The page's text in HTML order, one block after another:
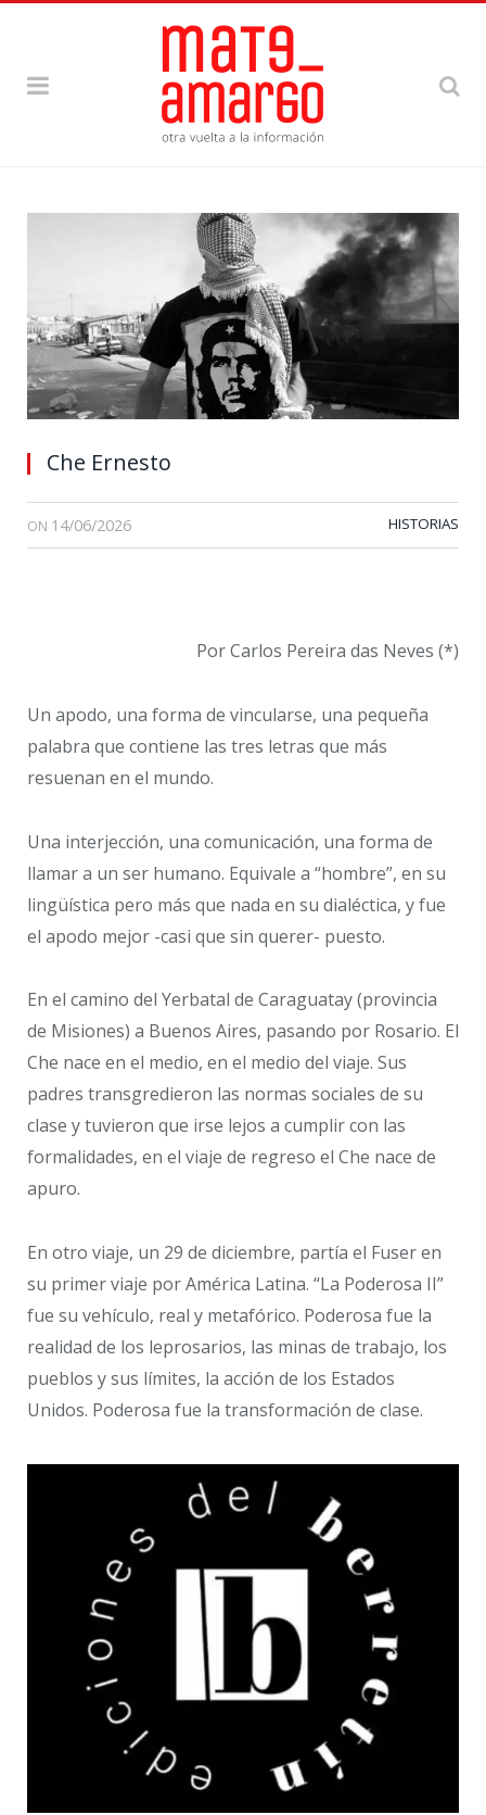
Che Ernesto
ON 14/06/2026 HISTORIAS
Por Carlos Pereira das Neves (*)
Un apodo, una forma de vincularse, una pequeña
palabra que contiene las tres letras que más
resuenan en el mundo.
Una interjección, una comunicación, una forma de
llamar a un ser humano. Equivale a “hombre”, en su
lingüística pero más que nada en su dialéctica, y fue
el apodo mejor -casi que sin querer- puesto.
En el camino del Yerbatal de Caraguatay (provincia
de Misiones) a Buenos Aires, pasando por Rosario. El
Che nace en el medio, en el medio del viaje. Sus
padres transgredieron las normas sociales de su
clase y tuvieron que irse lejos a cumplir con las
formalidades, en el viaje de regreso el Che nace de
apuro.
En otro viaje, un 29 de diciembre, partía el Fuser en
su primer viaje por América Latina. “La Poderosa II”
fue su vehículo, real y metafórico. Poderosa fue la
realidad de los leprosarios, las minas de trabajo, los
pueblos y sus límites, la acción de los Estados
Unidos. Poderosa fue la transformación de clase.